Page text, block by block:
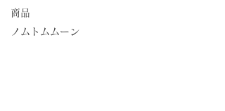
商品
ノムトムムーン